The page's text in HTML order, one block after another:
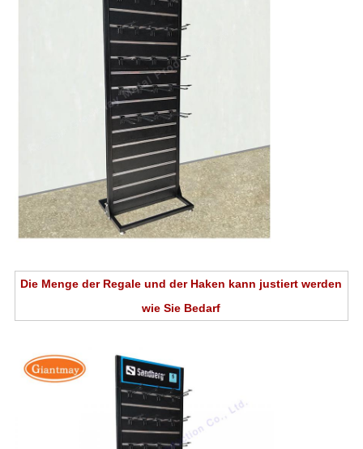
Die Menge der Regale und der Haken kann justiert werden
wie Sie Bedarf